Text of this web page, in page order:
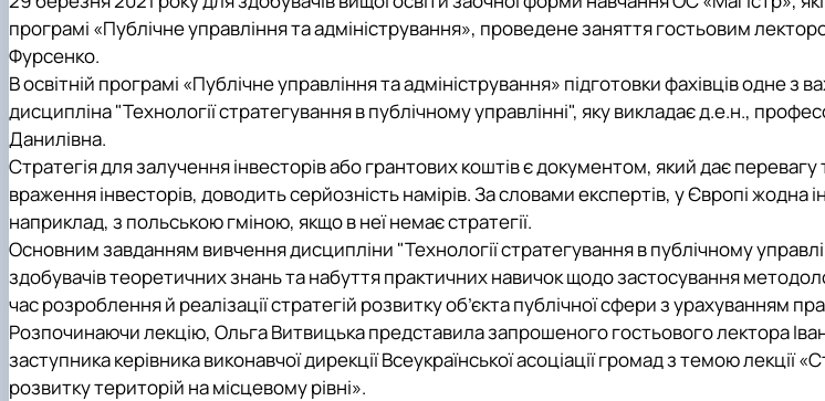
програмі «Публічне управління та адміністрування», проведене заняття гостьовим
Фурсенко.
В освітній програмі «Публічне управління та адміністрування» підготовки фахівців одне з
дисципліна "Технології стратегування в публічному управлінні", яку викладає д.е.н.,
Данилівна.
Стратегія для залучення інвесторів або грантових коштів є документом, який дає
враження інвесторів, доводить серйозність намірів. За словами експертів, у Європі жодна
наприклад, з польською гміною, якщо в неї немає стратегії.
Основним завданням вивчення дисципліни "Технології стратегування в публічному
здобувачів теоретичних знань та набуття практичних навичок щодо застосування
час розроблення й реалізації стратегій розвитку об’єкта публічної сфери з урахуванням
Розпочинаючи лекцію, Ольга Витвицька представила запрошеного гостьового лектора
заступника керівника виконавчої дирекції Всеукраїнської асоціації громад з темою лекції
розвитку територій на місцевому рівні».